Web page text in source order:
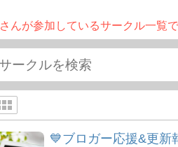
さんが参加しているサークル一覧で
💙ブロガー応援&更新